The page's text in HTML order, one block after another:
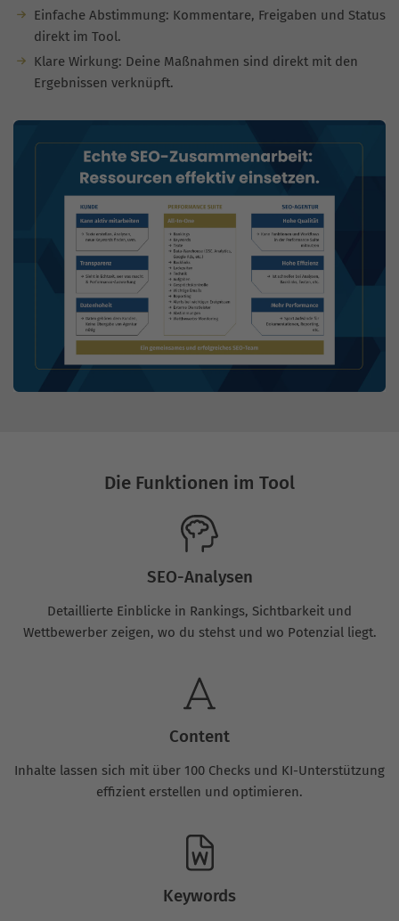
Einfache Abstimmung: Kommentare, Freigaben und Status
direkt im Tool.
Klare Wirkung: Deine Maßnahmen sind direkt mit den
Ergebnissen verknüpft.
Die Funktionen im Tool
SEO-Analysen
Detaillierte Einblicke in Rankings, Sichtbarkeit und
Wettbewerber zeigen, wo du stehst und wo Potenzial liegt.
Content
Inhalte lassen sich mit über 100 Checks und KI-Unterstützung
effizient erstellen und optimieren.
Keywords